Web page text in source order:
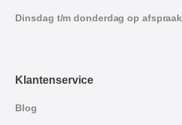
Dinsdag t/m donderdag op afspraak
Klantenservice
Blog